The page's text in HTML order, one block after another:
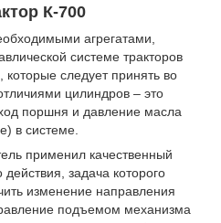
К-700
агрегатами,
системе тракторов
следует принять во
цилиндров – это
поршня и давление масла
в системе.
применил качественный
задача которого
изменение направления
подъемом механизма